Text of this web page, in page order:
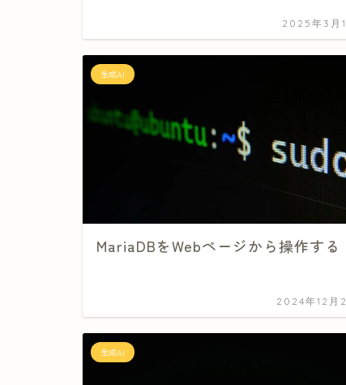
2025年3月
生成AI
MariaDBをWebページから操作する
2024年12月
生成AI